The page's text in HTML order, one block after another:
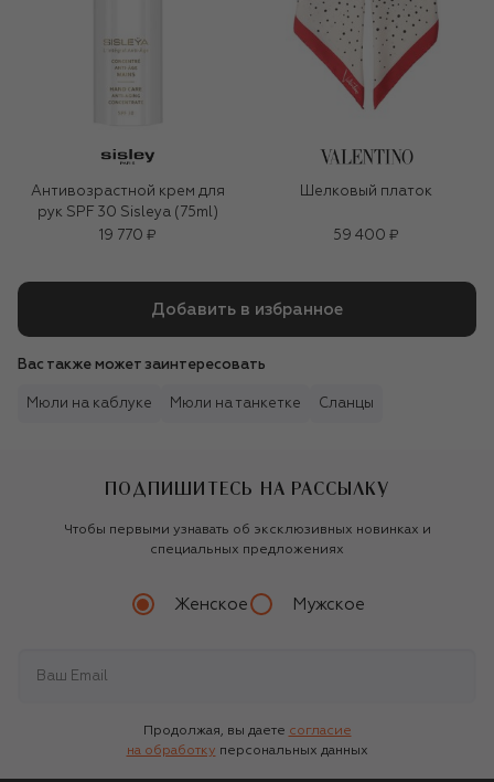
Антивозрастной крем для
рук SPF 30 Sisleya (75ml)
19 770 ₽
Шелковый платок
59 400 ₽
Добавить в избранное
Вас также может заинтересовать
Мюли на каблуке Мюли на танкетке Сланцы
ПОДПИШИТЕСЬ НА РАССЫЛКУ
Чтобы первыми узнавать об эксклюзивных новинках и
специальных предложениях
Женское Мужское
Продолжая, вы даете согласие
на обработку персональных данных